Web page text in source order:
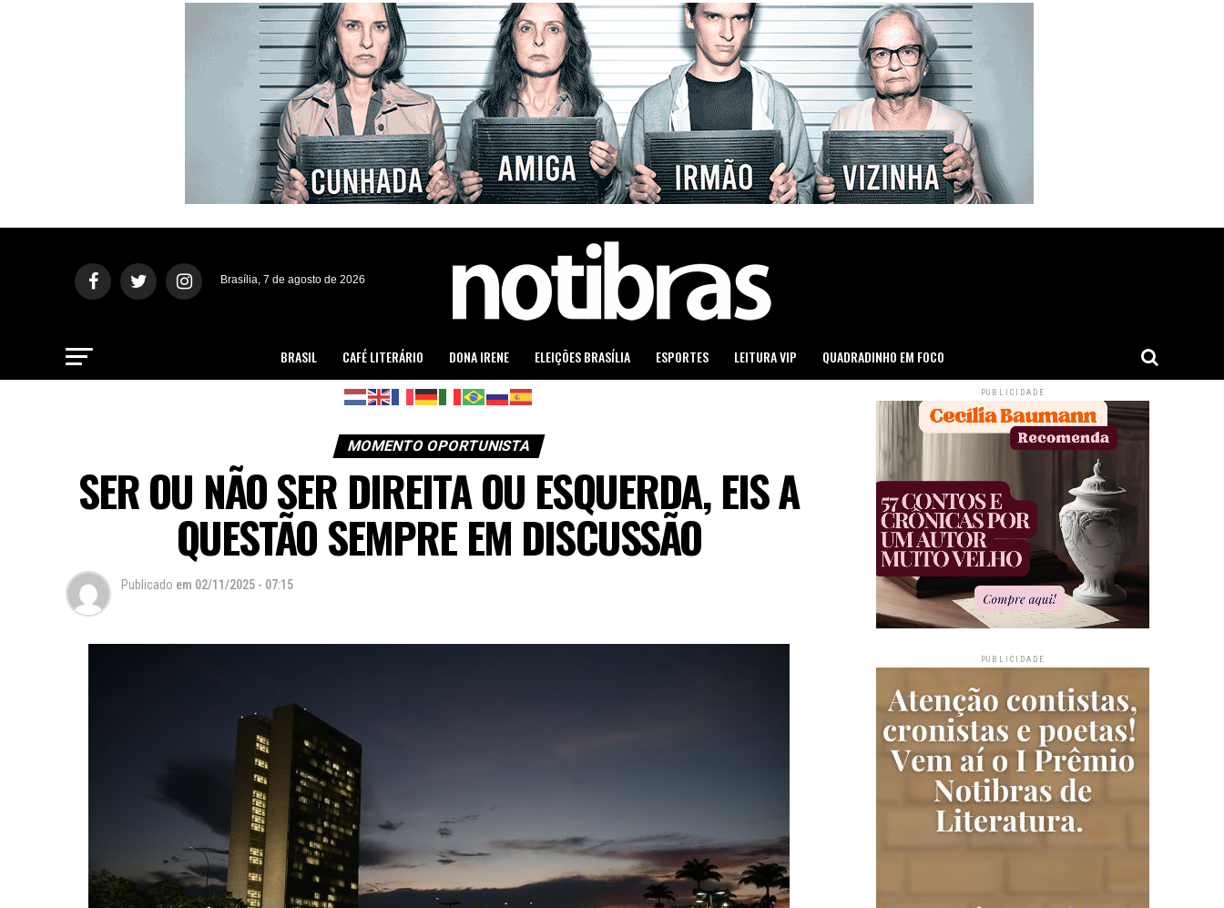
Brasília, 7 de agosto de 2026
BRASIL CAFÉ LITERÁRIO DONA IRENE ELEIÇÕES BRASÍLIA ESPORTES LEITURA VIP QUADRADINHO EM FOCO
MOMENTO OPORTUNISTA
SER OU NÃO SER DIREITA OU ESQUERDA, EIS A
QUESTÃO SEMPRE EM DISCUSSÃO
Publicado em 02/11/2025 - 07:15
PUBLICIDADE
PUBLICIDADE